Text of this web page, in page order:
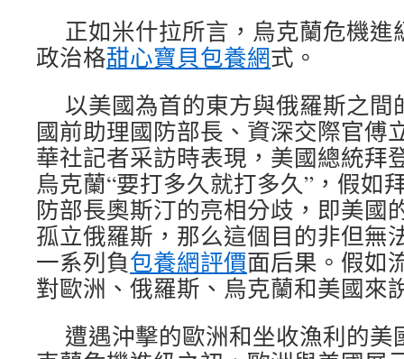
正如米什拉所言，烏克蘭危機
政治格甜心寶貝包養網式。
以美國為首的東方與俄羅斯之
國前助理國防部長、資深交際官傅
華社記者采訪時表現，美國總統拜
烏克蘭“要打多久就打多久”，假如
防部長奧斯汀的亮相分歧，即美國
孤立俄羅斯，那么這個目的非但無
一系列負包養網評價面后果。假如
對歐洲、俄羅斯、烏克蘭和美國來
遭遇沖擊的歐洲和坐收漁利的